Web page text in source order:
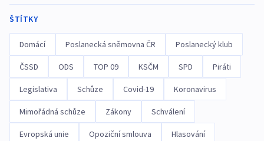
ŠTÍTKY
Domácí Poslanecká sněmovna ČR Poslanecký klub
ČSSD ODS TOP 09 KSČM SPD Piráti
Legislativa Schůze Covid-19 Koronavirus
Mimořádná schůze Zákony Schválení
Evropská unie Opoziční smlouva Hlasování